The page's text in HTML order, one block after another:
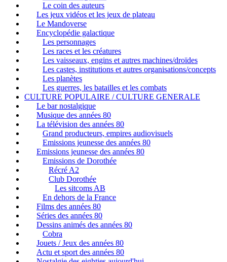
Le coin des auteurs
Les jeux vidéos et les jeux de plateau
Le Mandoverse
Encyclopédie galactique
Les personnages
Les races et les créatures
Les vaisseaux, engins et autres machines/droïdes
Les castes, institutions et autres organisations/concepts
Les planètes
Les guerres, les batailles et les combats
CULTURE POPULAIRE / CULTURE GENERALE
Le bar nostalgique
Musique des années 80
La télévision des années 80
Grand producteurs, empires audiovisuels
Emissions jeunesse des années 80
Emissions jeunesse des années 80
Emissions de Dorothée
Récré A2
Club Dorothée
Les sitcoms AB
En dehors de la France
Films des années 80
Séries des années 80
Dessins animés des années 80
Cobra
Jouets / Jeux des années 80
Actu et sport des années 80